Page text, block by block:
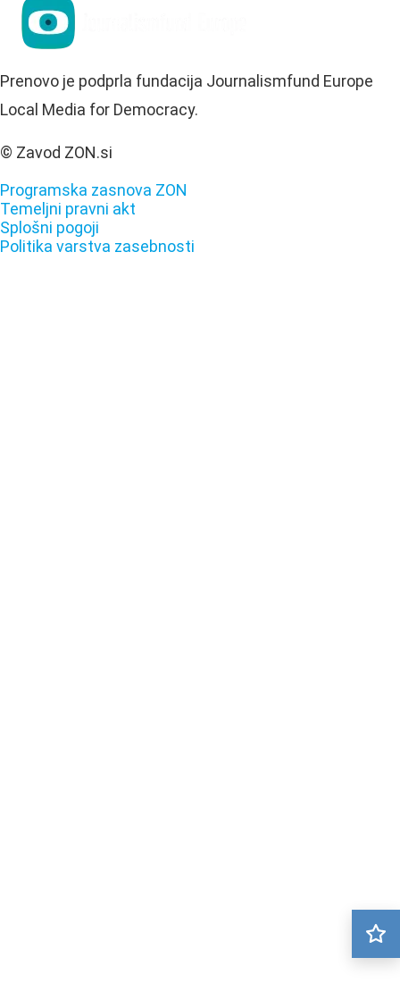
Prenovo je podprla fundacija Journalismfund Europe
Local Media for Democracy.
© Zavod ZON.si
Programska zasnova ZON
Temeljni pravni akt
Splošni pogoji
Politika varstva zasebnosti